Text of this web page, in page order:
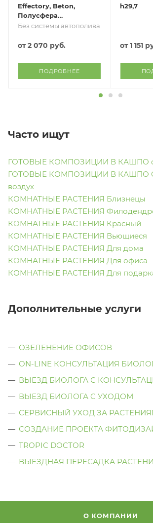
Effectory, Beton,
Полусфера
подвесная, Тёмно-
Без системы автополива
от2 070 руб.
ПОДРОБНЕЕ
h29,7
от1 151
Часто ищут
ГОТОВЫЕ КОМПОЗИЦИИ В КАШПО
ГОТОВЫЕ КОМПОЗИЦИИ В КАШПО
воздух
КОМНАТНЫЕ РАСТЕНИЯ Близнецы
КОМНАТНЫЕ РАСТЕНИЯ
КОМНАТНЫЕ РАСТЕНИЯ Красный
КОМНАТНЫЕ РАСТЕНИЯ Вьющиеся
КОМНАТНЫЕ РАСТЕНИЯ Для дома
КОМНАТНЫЕ РАСТЕНИЯ Для офиса
КОМНАТНЫЕ РАСТЕНИЯ Для
Дополнительные услуги
ОЗЕЛЕНЕНИЕ ОФИСОВ
ON-LINE КОНСУЛЬТАЦИЯ
ВЫЕЗД БИОЛОГА С
ВЫЕЗД БИОЛОГА C УХОДОМ
СЕРВИСНЫЙ УХОД ЗА
СОЗДАНИЕ ПРОЕКТА
TROPIC DOCTOR
ВЫЕЗДНАЯ ПЕРЕСАДКА
О КОМПАНИИ